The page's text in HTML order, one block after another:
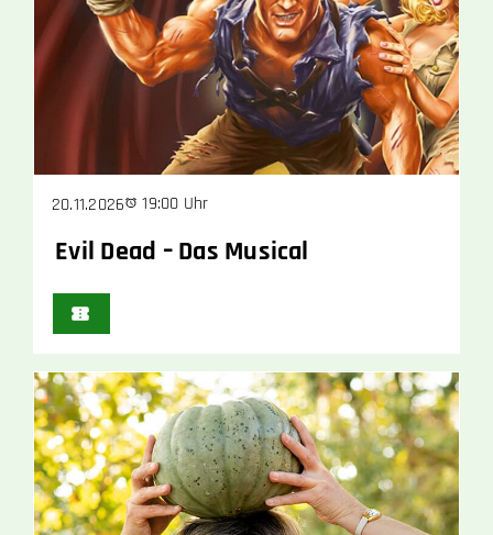
20.11.2026 19:00 Uhr
Evil Dead – Das Musical